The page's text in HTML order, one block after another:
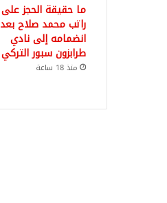
ما حقيقة الحجز على
راتب محمد صلاح بعد
انضمامه إلى نادي
طرابزون سبور التركي
منذ 18 ساعة